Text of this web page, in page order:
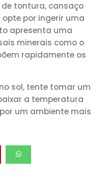
tontura, cansaço
opte por ingerir uma
apresenta uma
minerais como o
rapidamente os
sol, tente tomar um
a temperatura
um ambiente mais